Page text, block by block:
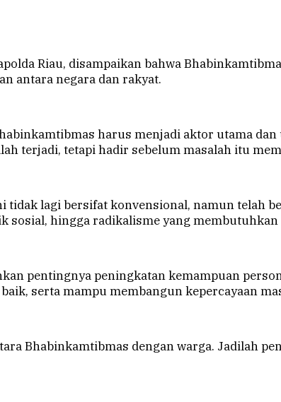
Riau, disampaikan bahwa
antara negara dan rakyat.
harus menjadi aktor utama
terjadi, tetapi hadir sebelum masalah itu
tidak lagi bersifat konvensional, namun telah
hingga radikalisme yang
pentingnya peningkatan kemampuan
serta mampu membangun kepercayaan
Bhabinkamtibmas dengan warga. Jadilah